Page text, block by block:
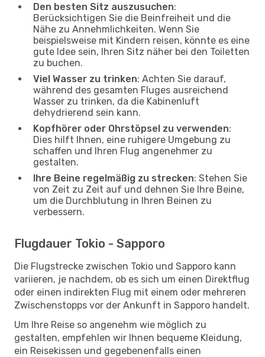
Den besten Sitz auszusuchen:
Berücksichtigen Sie die Beinfreiheit und die
Nähe zu Annehmlichkeiten. Wenn Sie
beispielsweise mit Kindern reisen, könnte es eine
gute Idee sein, Ihren Sitz näher bei den Toiletten
zu buchen.
Viel Wasser zu trinken: Achten Sie darauf,
während des gesamten Fluges ausreichend
Wasser zu trinken, da die Kabinenluft
dehydrierend sein kann.
Kopfhörer oder Ohrstöpsel zu verwenden:
Dies hilft Ihnen, eine ruhigere Umgebung zu
schaffen und Ihren Flug angenehmer zu
gestalten.
Ihre Beine regelmäßig zu strecken: Stehen Sie
von Zeit zu Zeit auf und dehnen Sie Ihre Beine,
um die Durchblutung in Ihren Beinen zu
verbessern.
Flugdauer Tokio - Sapporo
Die Flugstrecke zwischen Tokio und Sapporo kann
variieren, je nachdem, ob es sich um einen Direktflug
oder einen indirekten Flug mit einem oder mehreren
Zwischenstopps vor der Ankunft in Sapporo handelt.
Um Ihre Reise so angenehm wie möglich zu
gestalten, empfehlen wir Ihnen bequeme Kleidung,
ein Reisekissen und gegebenenfalls einen